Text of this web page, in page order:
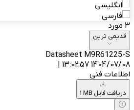
انگلیسی
فارسی
3 مورد
قدیمی ترین
Datasheet M9R61225-S
1404/07/08 13:02:57 |
اطلاعات فنی
1 MB دریافت فایل